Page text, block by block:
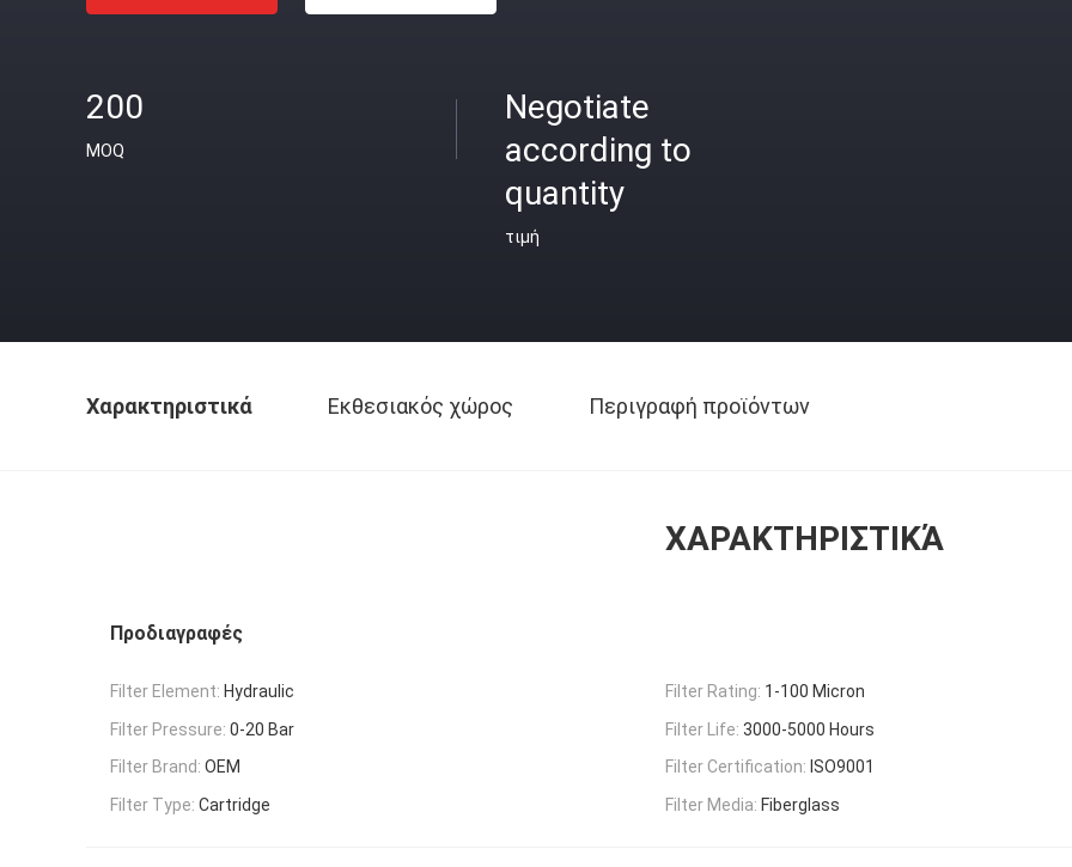
200
MOQ
Negotiate
according to
quantity
τιμή
Χαρακτηριστικά Εκθεσιακός χώρος Περιγραφή προϊόντων
ΧΑΡΑΚΤΗΡΙΣΤΙΚΆ
Προδιαγραφές
Filter Element: Hydraulic Filter Rating: 1-100 Micron
Filter Pressure: 0-20 Bar Filter Life: 3000-5000 Hours
Filter Brand: OEM Filter Certification: ISO9001
Filter Type: Cartridge Filter Media: Fiberglass